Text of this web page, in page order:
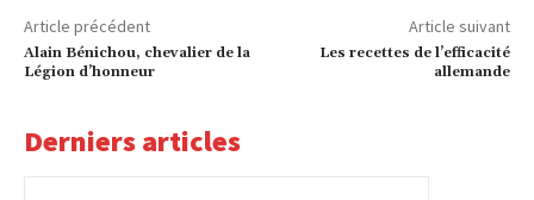
Article précédent
Alain Bénichou, chevalier de la
Légion d’honneur
Article suivant
Les recettes de l’efficacité
allemande
Derniers articles